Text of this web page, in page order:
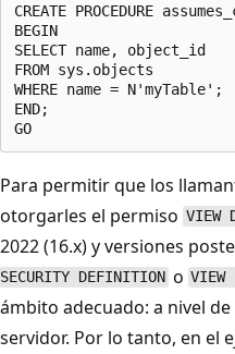
CREATE PROCEDURE
BEGIN
SELECT name, object_id
FROM sys.objects
WHERE name = N'myTable';
END;
Para permitir que los
otorgarles el permiso VIEW
2022 (16.x) y versiones
SECURITY DEFINITION o VIEW
ámbito adecuado: a nivel
servidor. Por lo tanto, en el